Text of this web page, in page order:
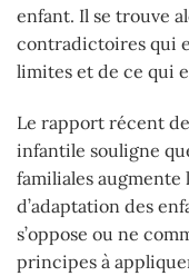
enfant. Il se trouve
contradictoires qui
limites et de ce qui
Le rapport récent
infantile souligne
familiales augmente
d’adaptation des
s’oppose ou ne
principes à